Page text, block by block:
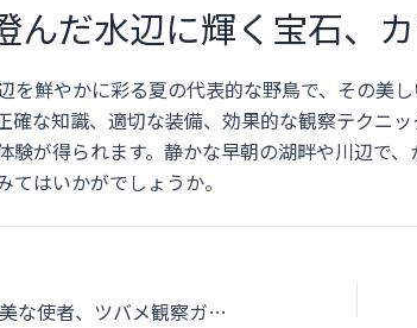
んだ水辺に輝く宝石、
を鮮やかに彩る夏の代表的な野鳥で、その美
確な知識、適切な装備、効果的な観察テクニ
験が得られます。静かな早朝の湖畔や川辺で
てはいかがでしょうか。
夏の河川で舞う優美な使者、ツバメ観察ガイド：生態・識別・観察スポットとテクニック完全解説